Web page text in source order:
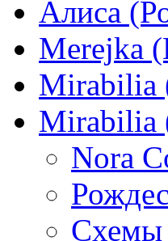
Алиса
Merejka
Mirabilia
Nora
Схемы